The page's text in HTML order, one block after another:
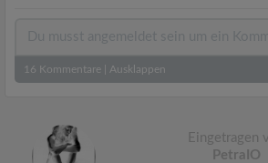
16 Kommentare Ausklappen
Eingetragen
PetraIO